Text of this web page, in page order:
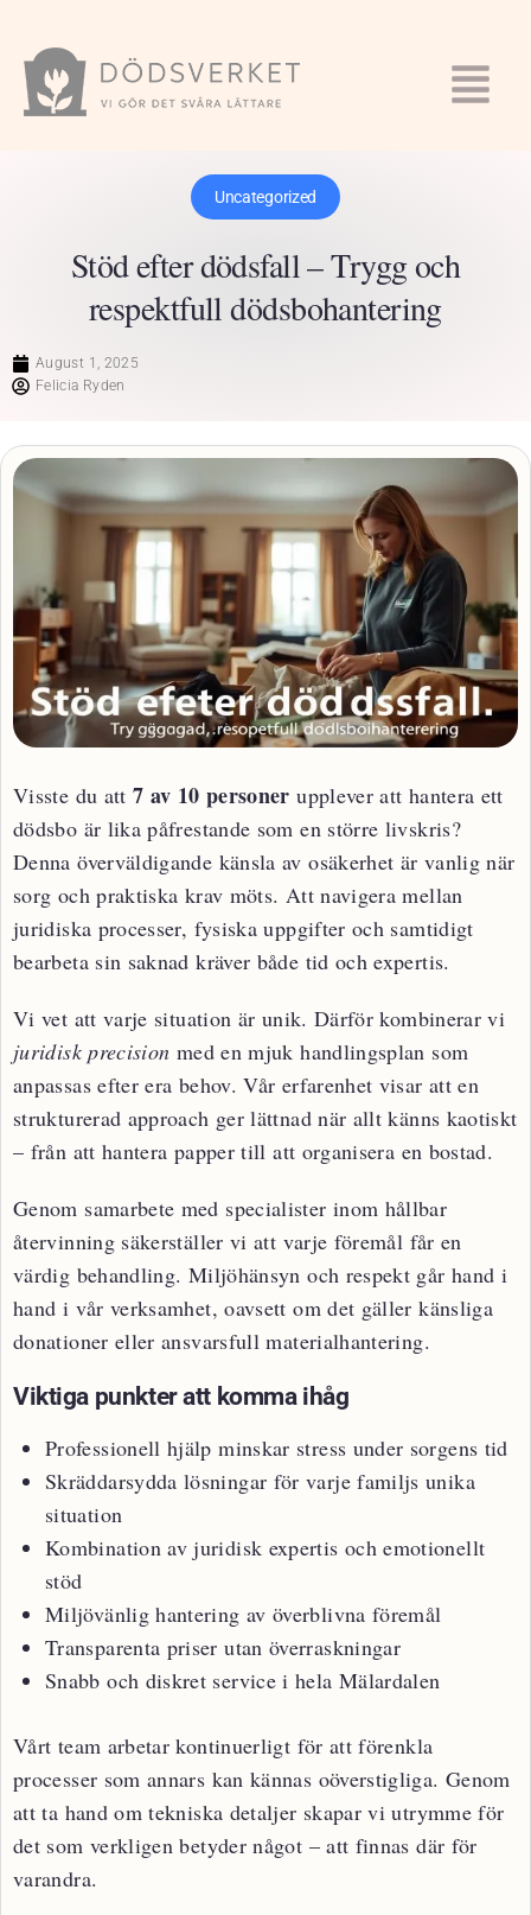
Uncategorized
Stöd efter dödsfall – Trygg och
respektfull dödsbohantering
August 1, 2025
Felicia Ryden
Visste du att7 av 10 personer upplever att hantera ett
dödsbo är lika påfrestande som en större livskris?
Denna överväldigande känsla av osäkerhet är vanlig när
sorg och praktiska krav möts. Att navigera mellan
juridiska processer, fysiska uppgifter och samtidigt
bearbeta sin saknad kräver både tid och expertis.
Vi vet att varje situation är unik. Därför kombinerar vi
juridisk precision med en mjuk handlingsplan som
anpassas efter era behov. Vår erfarenhet visar att en
strukturerad approach ger lättnad när allt känns kaotiskt
– från att hantera papper till att organisera en bostad.
Genom samarbete med specialister inom hållbar
återvinning säkerställer vi att varje föremål får en
värdig behandling. Miljöhänsyn och respekt går hand i
hand i vår verksamhet, oavsett om det gäller känsliga
donationer eller ansvarsfull materialhantering.
Viktiga punkter att komma ihåg
Professionell hjälp minskar stress under sorgens tid
Skräddarsydda lösningar för varje familjs unika
situation
Kombination av juridisk expertis och emotionellt
stöd
Miljövänlig hantering av överblivna föremål
Transparenta priser utan överraskningar
Snabb och diskret service i hela Mälardalen
Vårt team arbetar kontinuerligt för att förenkla
processer som annars kan kännas oöverstigliga. Genom
att ta hand om tekniska detaljer skapar vi utrymme för
det som verkligen betyder något – att finnas där för
varandra.